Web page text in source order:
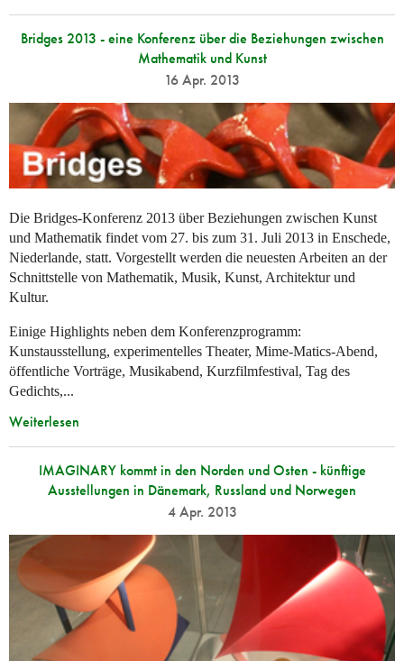
Bridges 2013 - eine Konferenz über die Beziehungen zwischen
Mathematik und Kunst
16 Apr. 2013
Die Bridges-Konferenz 2013 über Beziehungen zwischen Kunst
und Mathematik findet vom 27. bis zum 31. Juli 2013 in Enschede,
Niederlande, statt. Vorgestellt werden die neuesten Arbeiten an der
Schnittstelle von Mathematik, Musik, Kunst, Architektur und
Kultur.
Einige Highlights neben dem Konferenzprogramm:
Kunstausstellung, experimentelles Theater, Mime-Matics-Abend,
öffentliche Vorträge, Musikabend, Kurzfilmfestival, Tag des
Gedichts,...
Weiterlesen
IMAGINARY kommt in den Norden und Osten - künftige
Ausstellungen in Dänemark, Russland und Norwegen
4 Apr. 2013